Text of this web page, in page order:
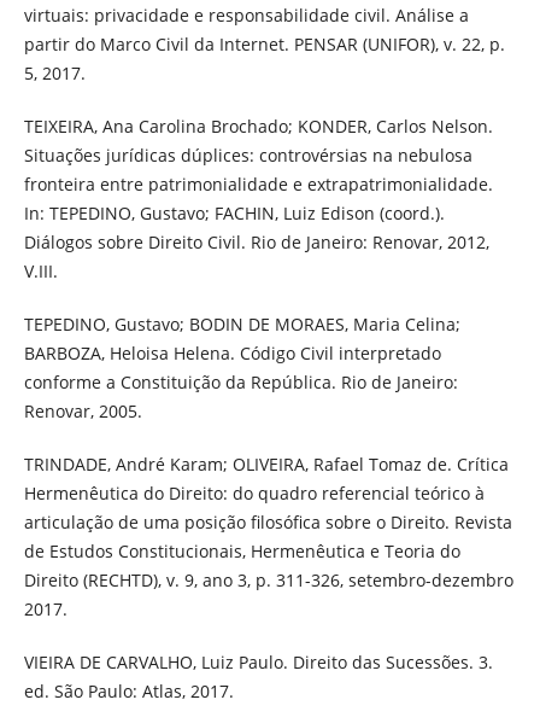
virtuais: privacidade e responsabilidade civil. Análise a
partir do Marco Civil da Internet. PENSAR (UNIFOR), v. 22, p.
5, 2017.
TEIXEIRA, Ana Carolina Brochado; KONDER, Carlos Nelson.
Situações jurídicas dúplices: controvérsias na nebulosa
fronteira entre patrimonialidade e extrapatrimonialidade.
In: TEPEDINO, Gustavo; FACHIN, Luiz Edison (coord.).
Diálogos sobre Direito Civil. Rio de Janeiro: Renovar, 2012,
V.III.
TEPEDINO, Gustavo; BODIN DE MORAES, Maria Celina;
BARBOZA, Heloisa Helena. Código Civil interpretado
conforme a Constituição da República. Rio de Janeiro:
Renovar, 2005.
TRINDADE, André Karam; OLIVEIRA, Rafael Tomaz de. Crítica
Hermenêutica do Direito: do quadro referencial teórico à
articulação de uma posição filosófica sobre o Direito. Revista
de Estudos Constitucionais, Hermenêutica e Teoria do
Direito (RECHTD), v. 9, ano 3, p. 311-326, setembro-dezembro
2017.
VIEIRA DE CARVALHO, Luiz Paulo. Direito das Sucessões. 3.
ed. São Paulo: Atlas, 2017.